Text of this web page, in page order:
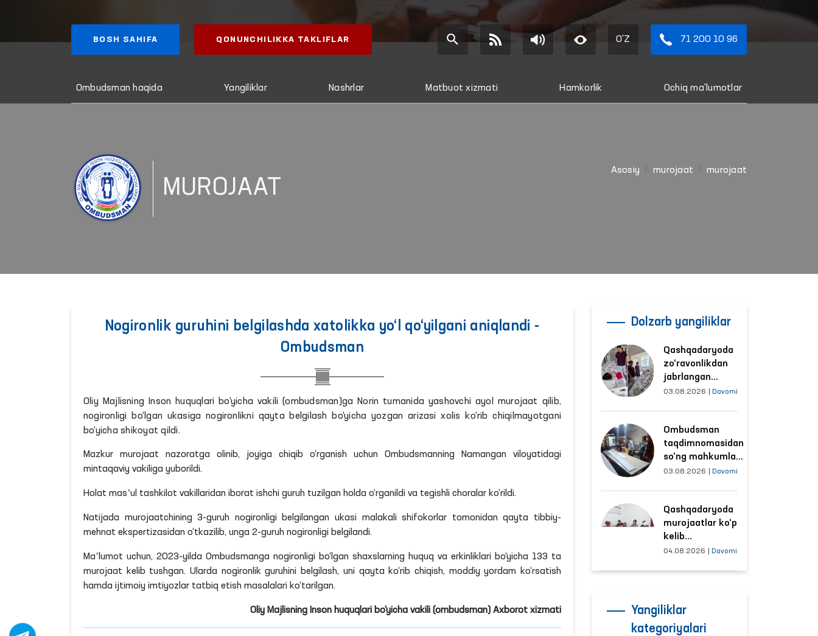
BOSH SAHIFA QONUNCHILIKKA TAKLIFLAR O'Z 71 200 10 96
Ombudsman haqida Yangiliklar Nashrlar Matbuot xizmati Hamkorlik Ochiq ma'lumotlar
MUROJAAT
Asosiy murojaat murojaat
Nogironlik guruhini belgilashda xatolikka yo‘l qo‘yilgani aniqlandi -
Ombudsman
Oliy Majlisning Inson huquqlari bo‘yicha vakili (ombudsman)ga Norin tumanida yashovchi ayol murojaat qilib,
nogironligi bo‘lgan ukasiga nogironlikni qayta belgilash bo‘yicha yozgan arizasi xolis ko‘rib chiqilmayotgani
bo‘yicha shikoyat qildi.
Mazkur murojaat nazoratga olinib, joyiga chiqib o‘rganish uchun Ombudsmanning Namangan viloyatidagi
mintaqaviy vakiliga yuborildi.
Holat masʼul tashkilot vakillaridan iborat ishchi guruh tuzilgan holda o‘rganildi va tegishli choralar ko‘rildi.
Natijada murojaatchining 3-guruh nogironligi belgilangan ukasi malakali shifokorlar tomonidan qayta tibbiy-
mehnat ekspertizasidan o‘tkazilib, unga 2-guruh nogironligi belgilandi.
Maʼlumot uchun, 2023-yilda Ombudsmanga nogironligi bo‘lgan shaxslarning huquq va erkinliklari bo‘yicha 133 ta
murojaat kelib tushgan. Ularda nogironlik guruhini belgilash, uni qayta ko‘rib chiqish, moddiy yordam ko‘rsatish
hamda ijtimoiy imtiyozlar tatbiq etish masalalari ko‘tarilgan.
Oliy Majlisning Inson huquqlari bo‘yicha vakili (ombudsman) Axborot xizmati
Dolzarb yangiliklar
Qashqadaryoda
zo‘ravonlikdan
jabrlangan
ayolning holati
o‘rganildi
03.08.2026 Davomi
Ombudsman
taqdimnomasidan
so‘ng mahkumlar
mehnat
sharoitlar
yaxshilandi
03.08.2026 Davomi
Qashqadaryoda
murojaatlar ko‘p
kelib
tushayotgan
04.08.2026 Davomi
Yangiliklar
kategoriyalari